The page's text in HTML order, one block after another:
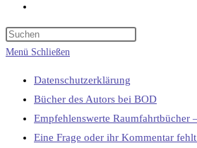
umschalten
Menü Schließen
Datenschutzerklärung
Bücher des Autors bei BOD
Empfehlenswerte Raumfahrtbücher
Eine Frage oder ihr Kommentar